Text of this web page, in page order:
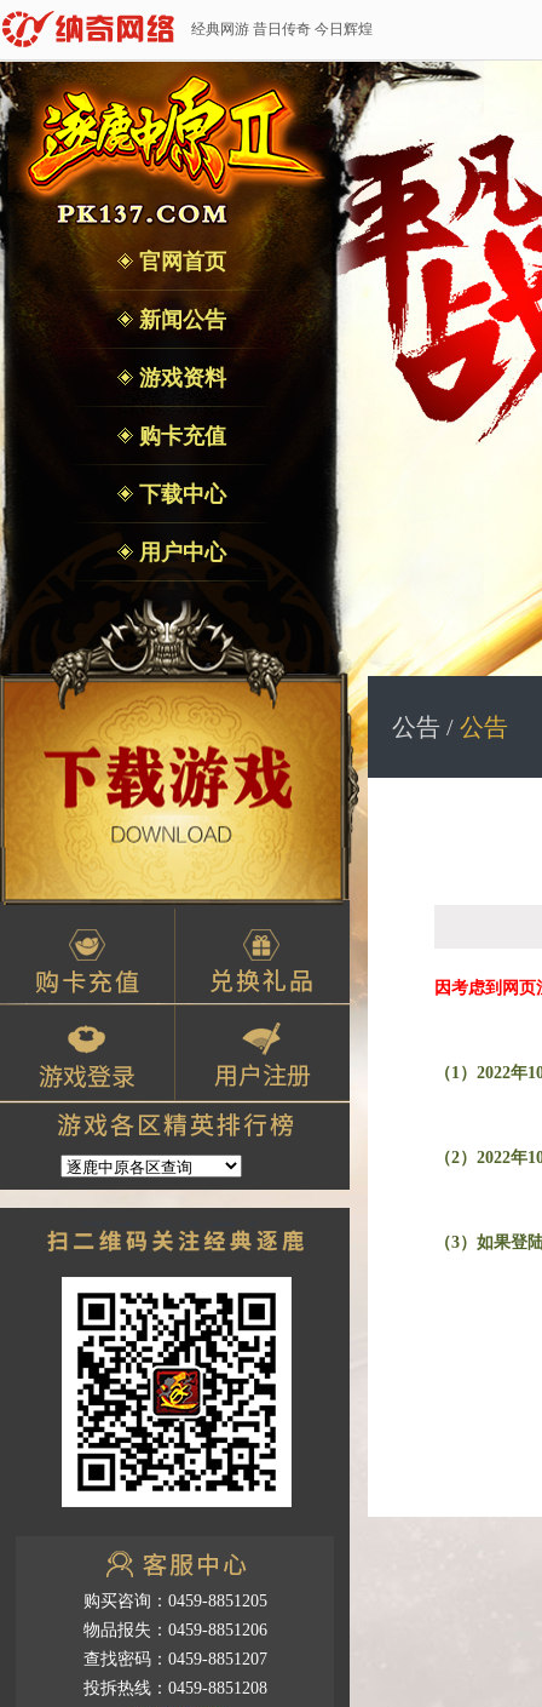
经典网游 昔日传奇 今日辉煌
官网首页
新闻公告
游戏资料
购卡充值
下载中心
用户中心
购买咨询：0459-8851205
物品报失：0459-8851206
查找密码：0459-8851207
投拆热线：0459-8851208
公告 / 公告
因考虑到网
（1）2022
（2）2022年
（3）如果登